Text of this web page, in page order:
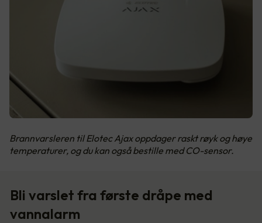
Brannvarsleren til Elotec Ajax oppdager raskt røyk og høye
temperaturer, og du kan også bestille med CO-sensor.
Bli varslet fra første dråpe med
vannalarm